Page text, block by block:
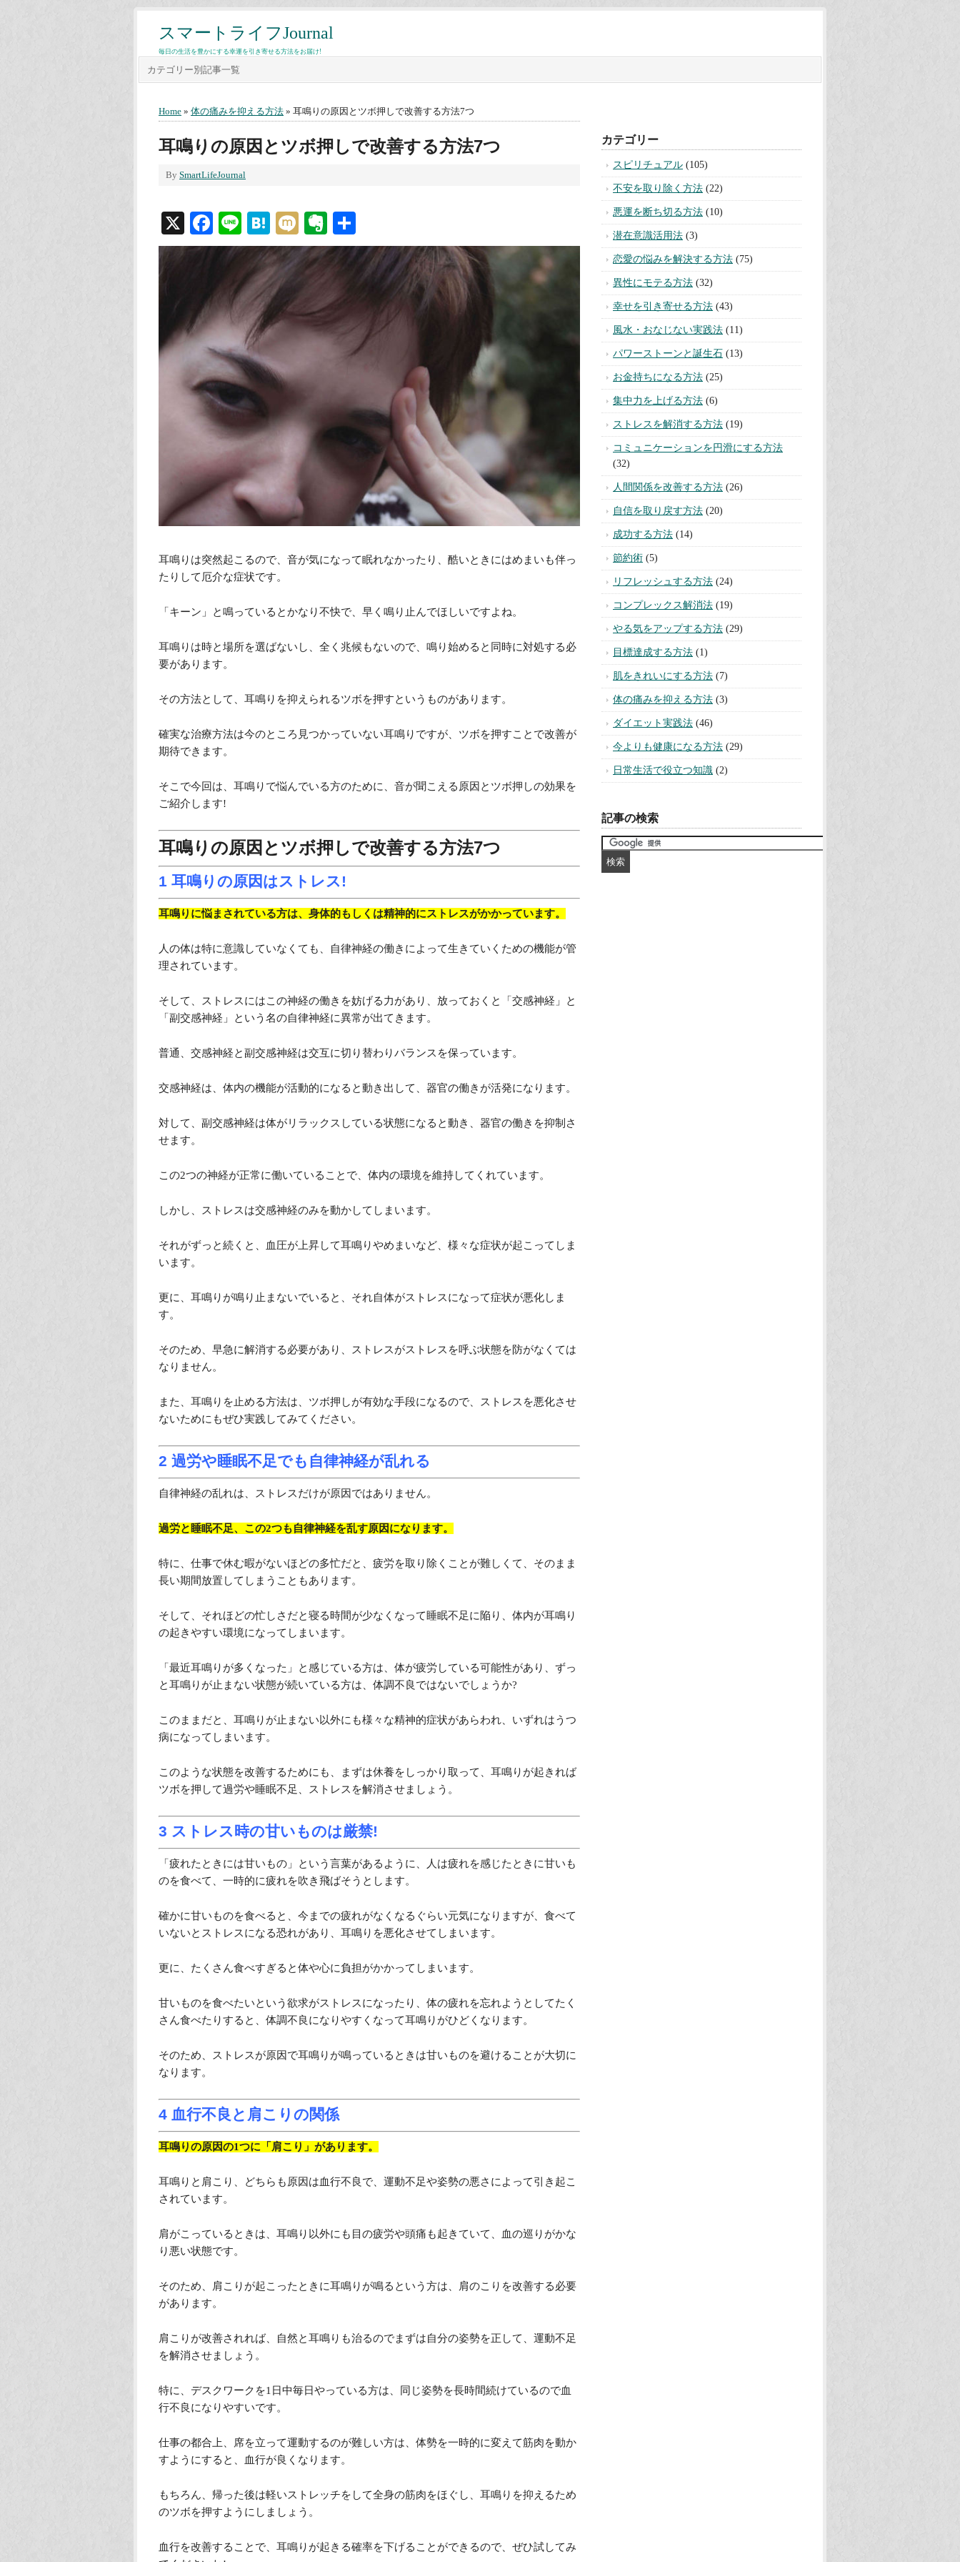
スマートライフJournal
毎日の生活を豊かにする幸運を引き寄せる方法をお届け!
カテゴリー別記事一覧
Home » 体の痛みを抑える方法 » 耳鳴りの原因とツボ押しで改善する方法7つ
耳鳴りの原因とツボ押しで改善する方法7つ
By SmartLifeJournal
X Facebook
LineHatenaMixiEvernote
有
耳鳴りは突然起こるので、音が気になって眠れなかったり、酷いときにはめまいも伴っ
たりして厄介な症状です。
「キーン」と鳴っているとかなり不快で、早く鳴り止んでほしいですよね。
耳鳴りは時と場所を選ばないし、全く兆候もないので、鳴り始めると同時に対処する必
要があります。
その方法として、耳鳴りを抑えられるツボを押すというものがあります。
確実な治療方法は今のところ見つかっていない耳鳴りですが、ツボを押すことで改善が
期待できます。
そこで今回は、耳鳴りで悩んでいる方のために、音が聞こえる原因とツボ押しの効果を
ご紹介します!
耳鳴りの原因とツボ押しで改善する方法7つ
1 耳鳴りの原因はストレス!
耳鳴りに悩まされている方は、身体的もしくは精神的にストレスがかかっています。
人の体は特に意識していなくても、自律神経の働きによって生きていくための機能が管
理されています。
そして、ストレスにはこの神経の働きを妨げる力があり、放っておくと「交感神経」と
「副交感神経」という名の自律神経に異常が出てきます。
普通、交感神経と副交感神経は交互に切り替わりバランスを保っています。
交感神経は、体内の機能が活動的になると動き出して、器官の働きが活発になります。
対して、副交感神経は体がリラックスしている状態になると動き、器官の働きを抑制さ
せます。
この2つの神経が正常に働いていることで、体内の環境を維持してくれています。
しかし、ストレスは交感神経のみを動かしてしまいます。
それがずっと続くと、血圧が上昇して耳鳴りやめまいなど、様々な症状が起こってしま
います。
更に、耳鳴りが鳴り止まないでいると、それ自体がストレスになって症状が悪化しま
す。
そのため、早急に解消する必要があり、ストレスがストレスを呼ぶ状態を防がなくては
なりません。
また、耳鳴りを止める方法は、ツボ押しが有効な手段になるので、ストレスを悪化させ
ないためにもぜひ実践してみてください。
2 過労や睡眠不足でも自律神経が乱れる
自律神経の乱れは、ストレスだけが原因ではありません。
過労と睡眠不足、この2つも自律神経を乱す原因になります。
特に、仕事で休む暇がないほどの多忙だと、疲労を取り除くことが難しくて、そのまま
長い期間放置してしまうこともあります。
そして、それほどの忙しさだと寝る時間が少なくなって睡眠不足に陥り、体内が耳鳴り
の起きやすい環境になってしまいます。
「最近耳鳴りが多くなった」と感じている方は、体が疲労している可能性があり、ずっ
と耳鳴りが止まない状態が続いている方は、体調不良ではないでしょうか?
このままだと、耳鳴りが止まない以外にも様々な精神的症状があらわれ、いずれはうつ
病になってしまいます。
このような状態を改善するためにも、まずは休養をしっかり取って、耳鳴りが起きれば
ツボを押して過労や睡眠不足、ストレスを解消させましょう。
3 ストレス時の甘いものは厳禁!
「疲れたときには甘いもの」という言葉があるように、人は疲れを感じたときに甘いも
のを食べて、一時的に疲れを吹き飛ばそうとします。
確かに甘いものを食べると、今までの疲れがなくなるぐらい元気になりますが、食べて
いないとストレスになる恐れがあり、耳鳴りを悪化させてしまいます。
更に、たくさん食べすぎると体や心に負担がかかってしまいます。
甘いものを食べたいという欲求がストレスになったり、体の疲れを忘れようとしてたく
さん食べたりすると、体調不良になりやすくなって耳鳴りがひどくなります。
そのため、ストレスが原因で耳鳴りが鳴っているときは甘いものを避けることが大切に
なります。
4 血行不良と肩こりの関係
耳鳴りの原因の1つに「肩こり」があります。
耳鳴りと肩こり、どちらも原因は血行不良で、運動不足や姿勢の悪さによって引き起こ
されています。
肩がこっているときは、耳鳴り以外にも目の疲労や頭痛も起きていて、血の巡りがかな
り悪い状態です。
そのため、肩こりが起こったときに耳鳴りが鳴るという方は、肩のこりを改善する必要
があります。
肩こりが改善されれば、自然と耳鳴りも治るのでまずは自分の姿勢を正して、運動不足
を解消させましょう。
特に、デスクワークを1日中毎日やっている方は、同じ姿勢を長時間続けているので血
行不良になりやすいです。
仕事の都合上、席を立って運動するのが難しい方は、体勢を一時的に変えて筋肉を動か
すようにすると、血行が良くなります。
もちろん、帰った後は軽いストレッチをして全身の筋肉をほぐし、耳鳴りを抑えるため
のツボを押すようにしましょう。
血行を改善することで、耳鳴りが起きる確率を下げることができるので、ぜひ試してみ
カテゴリー
スピリチュアル (105)
不安を取り除く方法 (22)
悪運を断ち切る方法 (10)
潜在意識活用法 (3)
恋愛の悩みを解決する方法 (75)
異性にモテる方法 (32)
幸せを引き寄せる方法 (43)
風水・おなじない実践法 (11)
パワーストーンと誕生石 (13)
お金持ちになる方法 (25)
集中力を上げる方法 (6)
ストレスを解消する方法 (19)
コミュニケーションを円滑にする方法
(32)
人間関係を改善する方法 (26)
自信を取り戻す方法 (20)
成功する方法 (14)
節約術 (5)
リフレッシュする方法 (24)
コンプレックス解消法 (19)
やる気をアップする方法 (29)
目標達成する方法 (1)
肌をきれいにする方法 (7)
体の痛みを抑える方法 (3)
ダイエット実践法 (46)
今よりも健康になる方法 (29)
日常生活で役立つ知識 (2)
記事の検索